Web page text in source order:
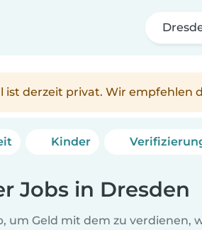
ist derzeit privat. Wir
Kinder
Jobs in Dresden
um Geld mit dem zu verdienen,